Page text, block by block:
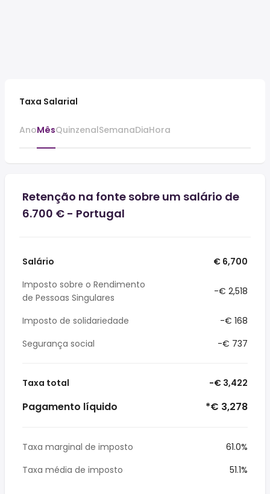
Taxa Salarial
AnoMêsQuinzenalSemanaDiaHora
Retenção na fonte sobre um salário de
6.700 € - Portugal
Salário
€ 6,700
Imposto sobre o Rendimento
de Pessoas Singulares
-€ 2,518
Imposto de solidariedade
-€ 168
Segurança social
-€ 737
Taxa total -€ 3,422
Pagamento líquido *€ 3,278
Taxa marginal de imposto
61.0%
Taxa média de imposto
51.1%